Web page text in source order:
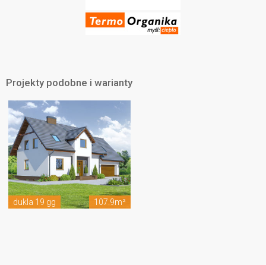
Projekty podobne i warianty
dukla 19 gg 107.9m²